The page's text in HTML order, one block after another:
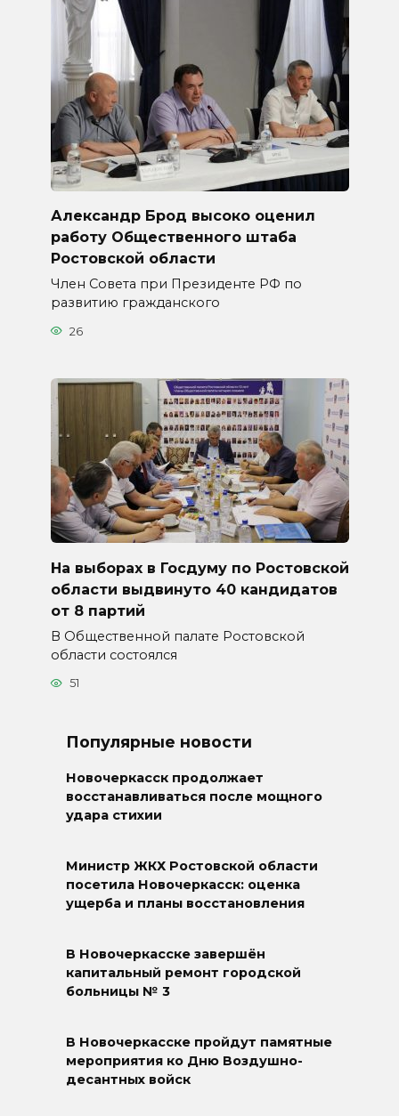
Александр Брод высоко оценил
работу Общественного штаба
Ростовской области
Член Совета при Президенте РФ по
развитию гражданского
26
На выборах в Госдуму по Ростовской
области выдвинуто 40 кандидатов
от 8 партий
В Общественной палате Ростовской
области состоялся
51
Популярные новости
Новочеркасск продолжает
восстанавливаться после мощного
удара стихии
Министр ЖКХ Ростовской области
посетила Новочеркасск: оценка
ущерба и планы восстановления
В Новочеркасске завершён
капитальный ремонт городской
больницы № 3
В Новочеркасске пройдут памятные
мероприятия ко Дню Воздушно-
десантных войск